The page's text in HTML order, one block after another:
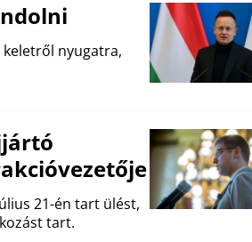
keletről nyugatra,
21-én tart ülést,
tart.